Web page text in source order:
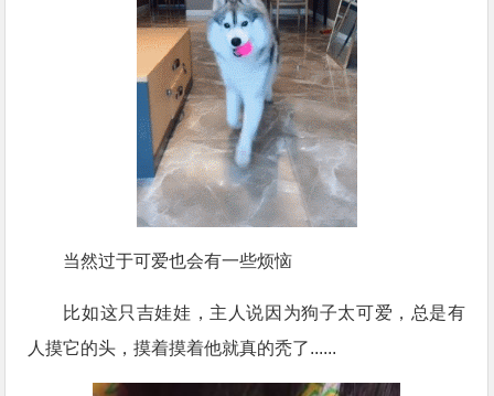
当然过于可爱也会有一些烦恼
比如这只吉娃娃，主人说因为狗子太可爱，总是有
人摸它的头，摸着摸着他就真的秃了......